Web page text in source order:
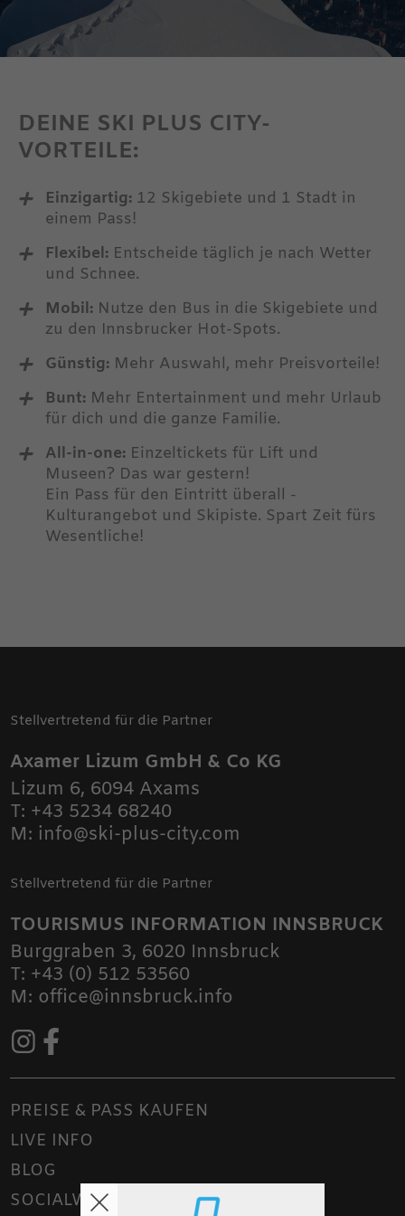
MEHR ERFAHREN
DEINE SKI PLUS CITY-
VORTEILE:
Einzigartig: 12 Skigebiete und 1 Stadt in
einem Pass!
Flexibel: Entscheide täglich je nach Wetter
und Schnee.
Mobil: Nutze den Bus in die Skigebiete und
zu den Innsbrucker Hot-Spots.
Günstig: Mehr Auswahl, mehr Preisvorteile!
Bunt: Mehr Entertainment und mehr Urlaub
für dich und die ganze Familie.
All-in-one: Einzeltickets für Lift und
Museen? Das war gestern!
Ein Pass für den Eintritt überall -
Kulturangebot und Skipiste. Spart Zeit fürs
Wesentliche!
Stellvertretend für die Partner
Axamer Lizum GmbH & Co KG
Lizum 6, 6094 Axams
T: +43 5234 68240
M: info@ski-plus-city.com
Stellvertretend für die Partner
TOURISMUS INFORMATION INNSBRUCK
Burggraben 3, 6020 Innsbruck
T: +43 (0) 512 53560
M: office@innsbruck.info
PREISE & PASS KAUFEN
LIVE INFO
BLOG
SOCIALWALL